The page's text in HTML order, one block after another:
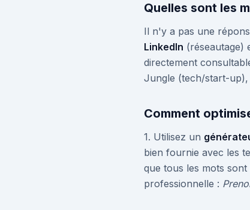
Quelles sont les
Il n'y a pas une
LinkedIn (réseautage)
directement
Jungle (tech/start-up),
Comment
1. Utilisez un
bien fournie avec les
que tous les mots
professionnelle :